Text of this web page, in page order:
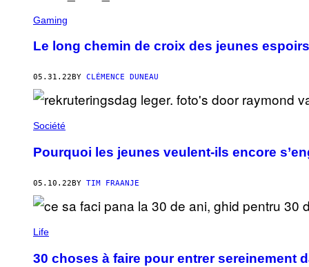
Gaming
Le long chemin de croix des jeunes
05.31.22 BY CLÉMENCE DUNEAU
Société
Pourquoi les jeunes veulent-ils encore
05.10.22BY TIM FRAANJE
Life
30 choses à faire pour entrer sereinement